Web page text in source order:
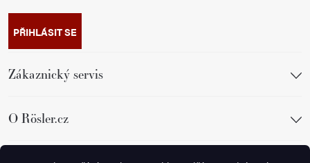
PŘIHLÁSIT SE
Zákaznický servis
O Rösler.cz